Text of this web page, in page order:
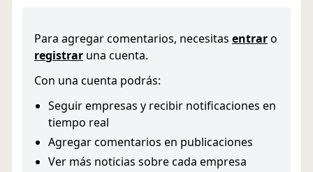
Para agregar comentarios, necesitas entraro
registrar una cuenta.
Con una cuenta podrás:
Seguir empresas y recibir notificaciones en
tiempo real
Agregar comentarios en publicaciones
Ver más noticias sobre cada empresa